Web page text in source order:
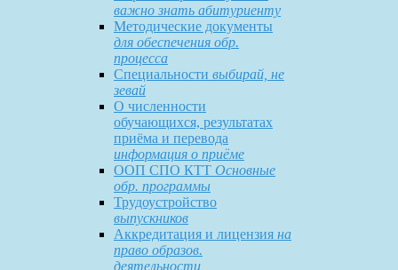
важно знать абитуриенту
Методические документы
для обеспечения обр.
процесса
Специальности выбирай, не
зевай
О численности
обучающихся, результатах
приёма и перевода
информация о приёме
ООП СПО КТТ Основные
обр. программы
Трудоустройство
выпускников
Аккредитация и лицензия на
право образов.
деятельности